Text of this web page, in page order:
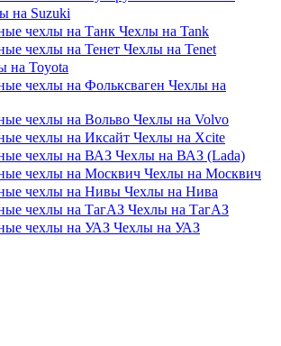
на Suzuki
Чехлы на Tank
Чехлы на Tenet
на Toyota
Чехлы на
Чехлы на Volvo
Чехлы на Xcite
Чехлы на ВАЗ (Lada)
Чехлы на Москвич
Чехлы на Нива
Чехлы на ТагАЗ
Чехлы на УАЗ